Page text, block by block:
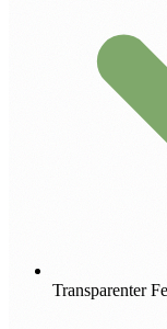
Transparenter